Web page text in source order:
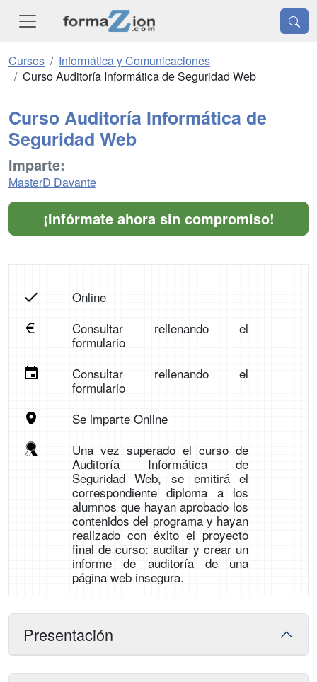
Cursos
Informática y Comunicaciones
Curso Auditoría Informática de Seguridad Web
Curso Auditoría Informática de
Seguridad Web
Imparte:
MasterD Davante
¡Infórmate ahora sin compromiso!
Online
Consultar rellenando el
formulario
Consultar rellenando el
formulario
Se imparte Online
Una vez superado el curso de
Auditoría Informática de
Seguridad Web, se emitirá el
correspondiente diploma a los
alumnos que hayan aprobado los
contenidos del programa y hayan
realizado con éxito el proyecto
final de curso: auditar y crear un
informe de auditoría de una
página web insegura.
Presentación